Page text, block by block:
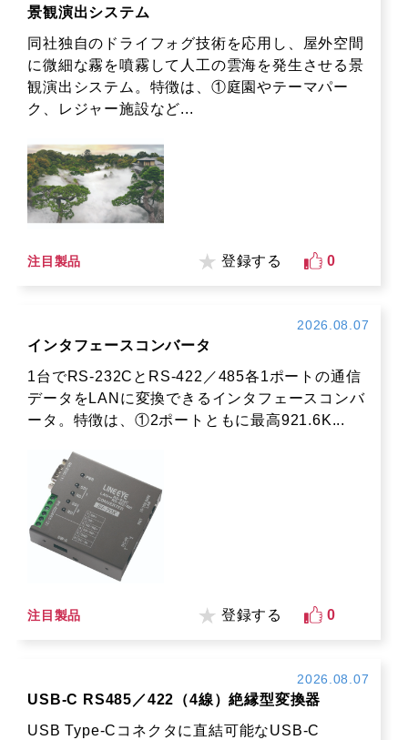
景観演出システム
同社独自のドライフォグ技術を応用し、屋外空間
に微細な霧を噴霧して人工の雲海を発生させる景
観演出システム。特徴は、①庭園やテーマパー
ク、レジャー施設など...
注目製品 登録する 0
2026.08.07
インタフェースコンバータ
1台でRS-232CとRS-422／485各1ポートの通信
データをLANに変換できるインタフェースコンバ
ータ。特徴は、①2ポートともに最高921.6K...
注目製品 登録する 0
2026.08.07
USB-C RS485／422（4線）絶縁型変換器
USB Type-Cコネクタに直結可能なUSB-C